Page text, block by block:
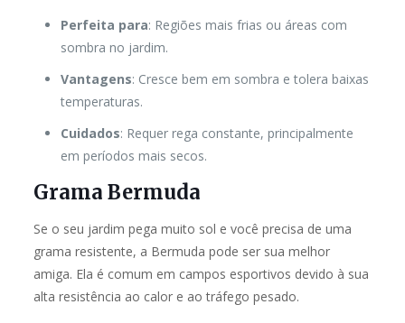
Perfeita para: Regiões mais frias ou áreas com
sombra no jardim.
Vantagens: Cresce bem em sombra e tolera baixas
temperaturas.
Cuidados: Requer rega constante, principalmente
em períodos mais secos.
Grama Bermuda
Se o seu jardim pega muito sol e você precisa de uma
grama resistente, a Bermuda pode ser sua melhor
amiga. Ela é comum em campos esportivos devido à sua
alta resistência ao calor e ao tráfego pesado.